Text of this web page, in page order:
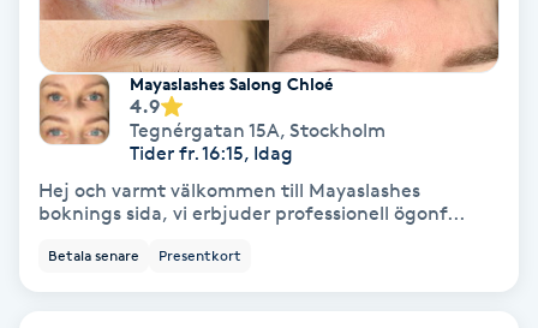
Tatueringsborttagning
Terapi
Thaimassage
Toning
Mayaslashes Salong Chloé
4.9
Tegnérgatan 15A, Stockholm
Tider fr. 16:15, Idag
Hej och varmt välkommen till Mayaslashes
boknings sida, vi erbjuder professionell ögonf...
Betala senare Presentkort